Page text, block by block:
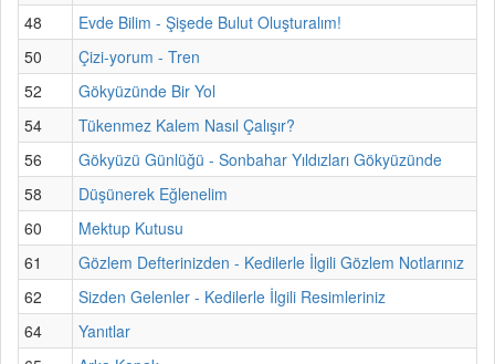
48
Evde Bilim - Şişede Bulut Oluşturalım!
50
Çizi-yorum - Tren
52
Gökyüzünde Bir Yol
54
Tükenmez Kalem Nasıl Çalışır?
56
Gökyüzü Günlüğü - Sonbahar Yıldızları Gökyüzünde
58
Düşünerek Eğlenelim
60
Mektup Kutusu
61
Gözlem Defterinizden - Kedilerle İlgili Gözlem Notlarınız
62
Sizden Gelenler - Kedilerle İlgili Resimleriniz
64
Yanıtlar